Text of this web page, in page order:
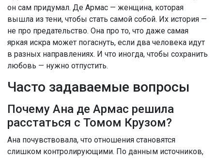
он сам придумал. Де Армас — женщина, которая
вышла из тени, чтобы стать самой собой. Их история —
не про предательство. Она про то, что даже самая
яркая искра может погаснуть, если два человека идут
в разных направлениях. И что иногда, чтобы сохранить
любовь — нужно отпустить.
Часто задаваемые вопросы
Почему Ана де Армас решила
расстаться с Томом Крузом?
Ана почувствовала, что отношения становятся
слишком контролирующими. По данным источников,